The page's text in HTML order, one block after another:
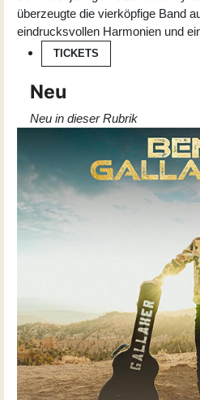
überzeugte die vierköpfige Band
eindrucksvollen Harmonien und
TICKETS
Neu
Neu in dieser Rubrik